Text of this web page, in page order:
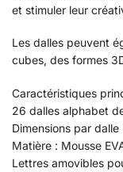
et stimuler leur
Les dalles peuvent
cubes, des formes
Caractéristiques
26 dalles alphabet
Dimensions par
Matière : Mousse
Lettres amovibles